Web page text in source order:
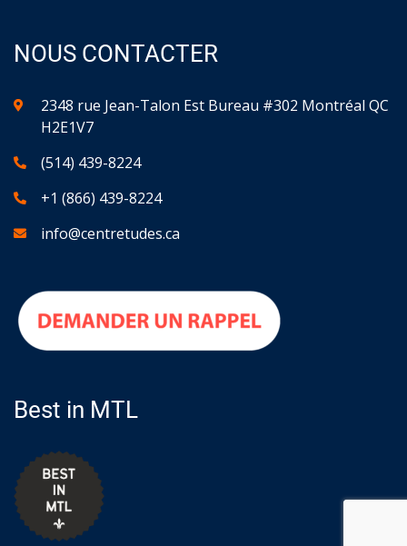
NOUS CONTACTER
2348 rue Jean-Talon Est Bureau #302 Montréal QC
H2E1V7
(514) 439-8224
+1 (866) 439-8224
info@centretudes.ca
Best in MTL